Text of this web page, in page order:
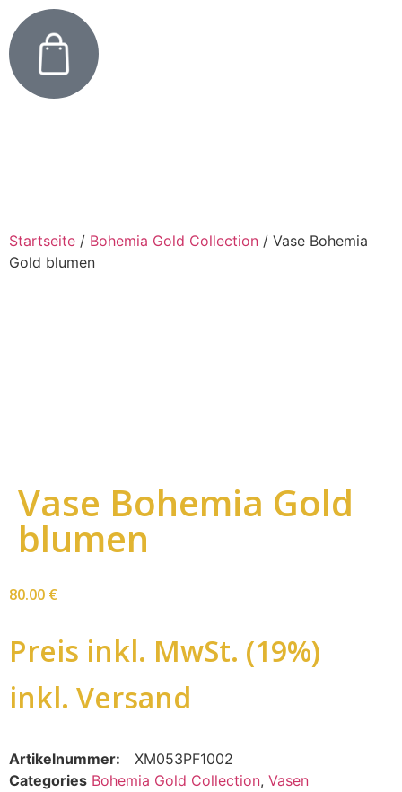
Startseite / Bohemia Gold Collection / Vase Bohemia
Gold blumen
Vase Bohemia Gold
blumen
80.00 €
Preis inkl. MwSt. (19%)
inkl. Versand
Artikelnummer: XM053PF1002
Categories Bohemia Gold Collection, Vasen